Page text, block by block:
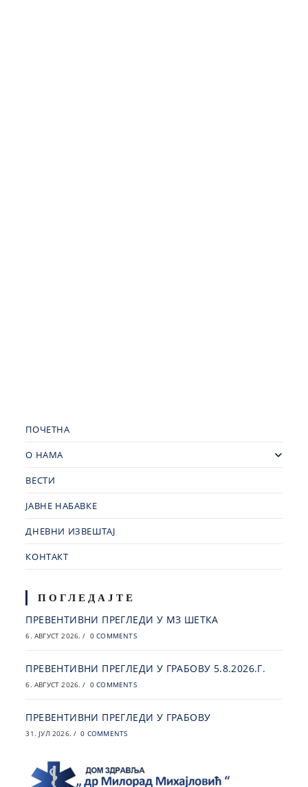
ПОЧЕТНА
О НАМА
ВЕСТИ
ЈАВНЕ НАБАВКЕ
ДНЕВНИ ИЗВЕШТАЈ
КОНТАКТ
ПОГЛЕДАЈТЕ
ПРЕВЕНТИВНИ ПРЕГЛЕДИ У МЗ ШЕТКА
6. АВГУСТ 2026. / 0 COMMENTS
ПРЕВЕНТИВНИ ПРЕГЛЕДИ У ГРАБОВУ 5.8.2026.Г.
6. АВГУСТ 2026. / 0 COMMENTS
ПРЕВЕНТИВНИ ПРЕГЛЕДИ У ГРАБОВУ
31. ЈУЛ 2026. / 0 COMMENTS